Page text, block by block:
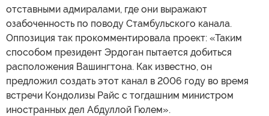
отставными адмиралами, где они выражают
озабоченность по поводу Стамбульского канала.
Оппозиция так прокомментировала проект: «Таким
способом президент Эрдоган пытается добиться
расположения Вашингтона. Как известно, он
предложил создать этот канал в 2006 году во время
встречи Кондолизы Райс с тогдашним министром
иностранных дел Абдуллой Гюлем».